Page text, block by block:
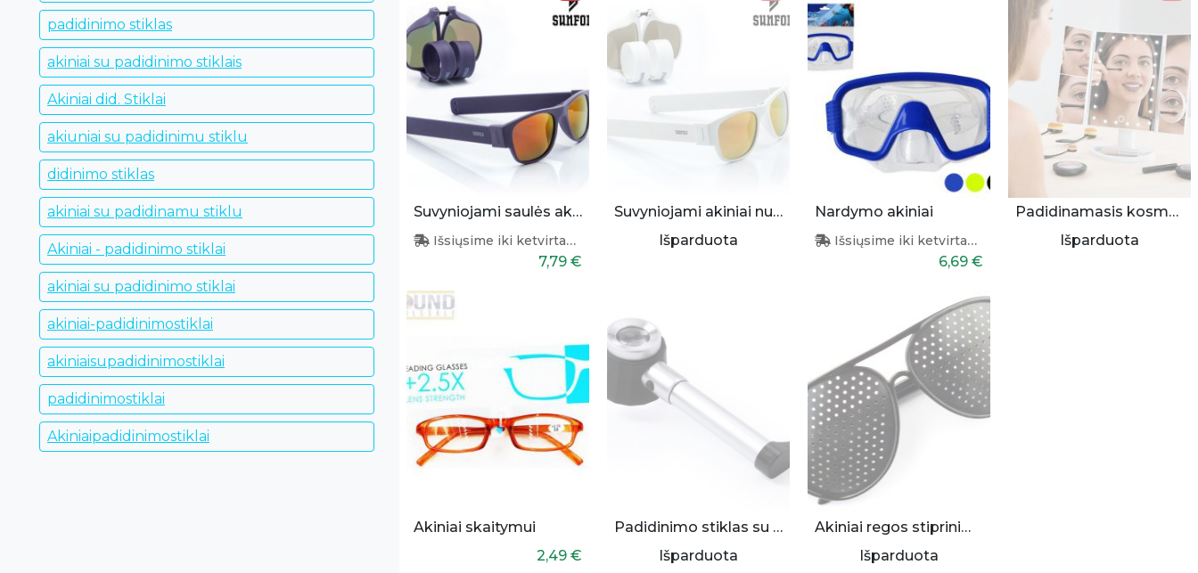
padidinimo stiklas
akiniai su padidinimo stiklais
Akiniai did. Stiklai
akiuniai su padidinimu stiklu
didinimo stiklas
akiniai su padidinamu stiklu
Akiniai - padidinimo stiklai
akiniai su padidinimo stiklai
akiniai-padidinimostiklai
akiniaisupadidinimostiklai
padidinimostiklai
Akiniaipadidinimostiklai
Suvyniojami saulės akiniai (violetiniai)
Išsiųsime iki ketvirtadienio
7,79 €
Suvyniojami akiniai nuo saulės (balti)
Išparduota
Nardymo akiniai
Išsiųsime iki ketvirtadienio
6,69 €
Padidinamasis kosmetinis veidrodis su apšvietimu
Išparduota
Akiniai skaitymui
2,49 €
Padidinimo stiklas su lempute
Išparduota
Akiniai regos stiprinimui
Išparduota